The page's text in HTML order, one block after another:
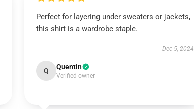
Perfect for layering under sweaters or jackets,
this shirt is a wardrobe staple.
Dec 5, 2024
Q Quentin
Verified owner